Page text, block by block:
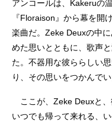
アンコールは、Kakeruの
『Floraison』から幕を開
楽曲だ。Zeke Deuxの中
めた思いとともに、歌声
た。不器用な彼ららしい
り、その思いをつかんでい
ここが、Zeke Deuxと、
いつでも帰って来れる、